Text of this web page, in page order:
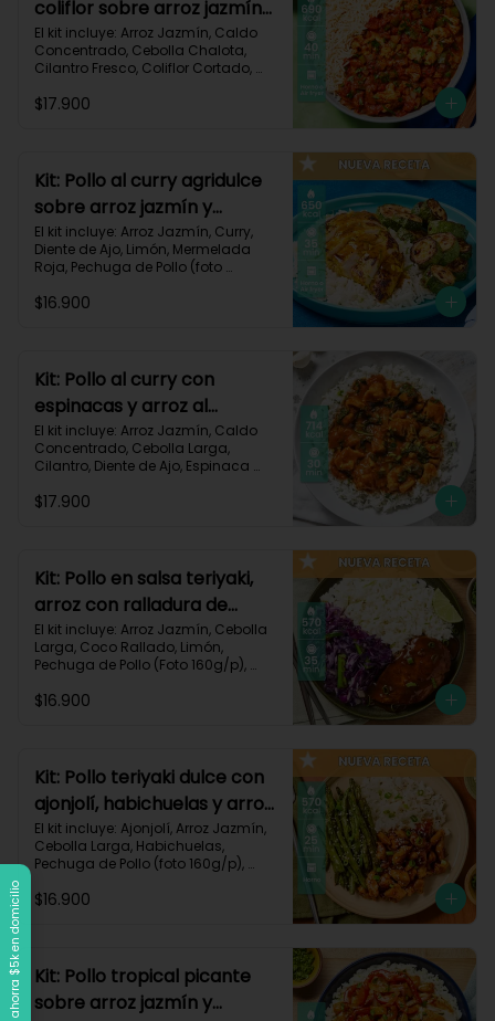
coliflor sobre arroz jazmín-
106
El kit incluye: Arroz Jazmín, Caldo
Concentrado, Cebolla Chalota,
Cilantro Fresco, Coliflor Cortado,
Pollo (foto 160g/p), Pimentón Verde,
Carbohidratos 79g | Grasas 21g |
Proteínas 42g
$17.900
Kit: Pollo al curry agridulce
sobre arroz jazmín y
zucchini horneado-148
El kit incluye: Arroz Jazmín, Curry,
Diente de Ajo, Limón, Mermelada
Roja, Pechuga de Pollo (foto
Verde, Receta Impresa.
$16.900
Kit: Pollo al curry con
espinacas y arroz al
cilantro-93
El kit incluye: Arroz Jazmín, Caldo
Concentrado, Cebolla Larga,
Cilantro, Diente de Ajo, Espinaca
Pechuga (foto 160g/p), Tomates
Protaínas 40g
$17.900
Kit: Pollo en salsa teriyaki,
arroz con ralladura de
coco y repollo salteado-
143
El kit incluye: Arroz Jazmín, Cebolla
Larga, Coco Rallado, Limón,
Pechuga de Pollo (Foto 160g/p),
Receta Impresa
$16.900
Kit: Pollo teriyaki dulce con
ajonjolí, habichuelas y arroz
jazmín-149
El kit incluye: Ajonjolí, Arroz Jazmín,
Cebolla Larga, Habichuelas,
Pechuga de Pollo (foto 160g/p),
Paprika, Receta Impresa.
$16.900
Kit: Pollo tropical picante
sobre arroz jazmín y